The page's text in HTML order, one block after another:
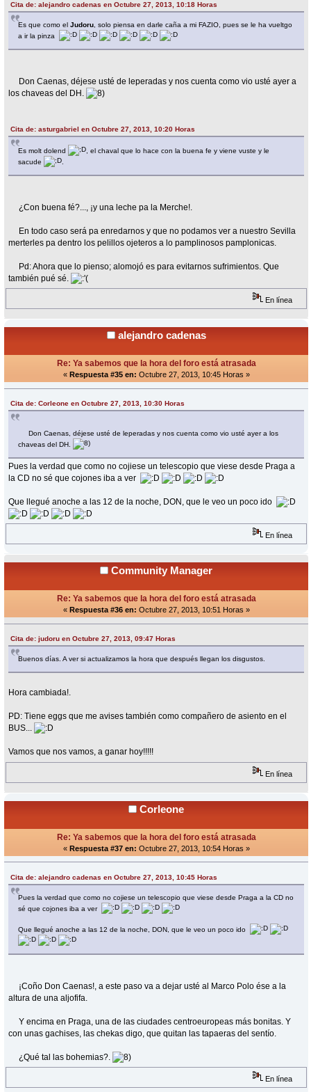
Cita de: alejandro cadenas en Octubre 27, 2013, 10:18 Horas
Es que como elJudoru , solo piensa en darle caña a mi FAZIO, pues se le ha vueltgo
a ir la pinza
Don Caenas, déjese usté de leperadas y nos cuenta como vio usté ayer a
los chaveas del DH.
Cita de: asturgabriel en Octubre 27, 2013, 10:20 Horas
Es molt dolend
, el chaval que lo hace con la buena fe y viene vuste y le
sacude
¿Con buena fé?..., ¡y una leche pa la Merche!.
En todo caso será pa enredarnos y que no podamos ver a nuestro Sevilla
merterles pa dentro los pelillos ojeteros a lo pamplinosos pamplonicas.
Pd: Ahora que lo pienso; alomojó es para evitarnos sufrimientos. Que
también pué sé.
En línea
alejandro cadenas
Re: Ya sabemos que la hora del foro está atrasada
« Respuesta #35 en: Octubre 27, 2013, 10:45 Horas »
Cita de: Corleone en Octubre 27, 2013, 10:30 Horas
Don Caenas, déjese usté de leperadas y nos cuenta como vio usté ayer a los
chaveas del DH.
Pues la verdad que como no cojiese un telescopio que viese desde Praga a
la CD no sé que cojones iba a ver
Que llegué anoche a las 12 de la noche, DON, que le veo un poco ido
En línea
Community Manager
Re: Ya sabemos que la hora del foro está atrasada
« Respuesta #36 en: Octubre 27, 2013, 10:51 Horas »
Cita de: judoru en Octubre 27, 2013, 09:47 Horas
Buenos días. A ver si actualizamos la hora que después llegan los disgustos.
Hora cambiada!.
PD: Tiene eggs que me avises también como compañero de asiento en el
BUS...
Vamos que nos vamos, a ganar hoy!!!!!
En línea
Corleone
Re: Ya sabemos que la hora del foro está atrasada
« Respuesta #37 en: Octubre 27, 2013, 10:54 Horas »
Cita de: alejandro cadenas en Octubre 27, 2013, 10:45 Horas
Pues la verdad que como no cojiese un telescopio que viese desde Praga a la CD no
sé que cojones iba a ver
Que llegué anoche a las 12 de la noche, DON, que le veo un poco ido
¡Coño Don Caenas!, a este paso va a dejar usté al Marco Polo ése a la
altura de una aljofifa.
Y encima en Praga, una de las ciudades centroeuropeas más bonitas. Y
con unas gachises, las chekas digo, que quitan las tapaeras del sentío.
¿Qué tal las bohemias?.
En línea